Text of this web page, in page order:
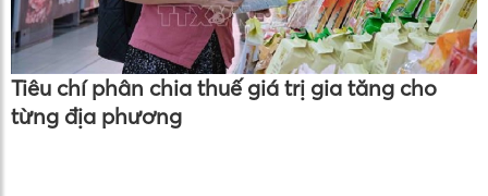
Tiêu chí phân chia thuế giá trị gia tăng cho
từng địa phương